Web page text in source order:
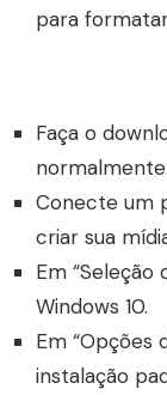
para
Faça o
normalmente.
Conecte um
criar sua
Em “Seleção
Windows 10.
Em “Opções
instalação